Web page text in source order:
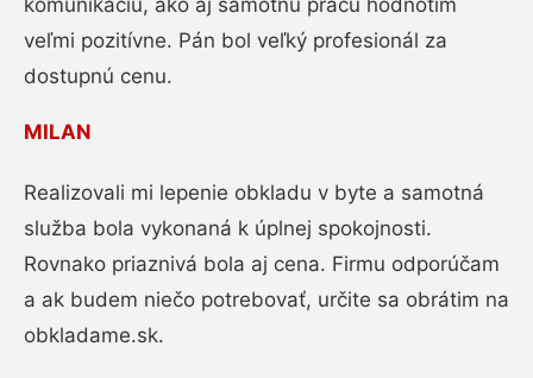
komunikáciu, ako aj samotnú prácu hodnotím
veľmi pozitívne. Pán bol veľký profesionál za
dostupnú cenu.
MILAN
Realizovali mi lepenie obkladu v byte a samotná
služba bola vykonaná k úplnej spokojnosti.
Rovnako priaznivá bola aj cena. Firmu odporúčam
a ak budem niečo potrebovať, určite sa obrátim na
obkladame.sk.